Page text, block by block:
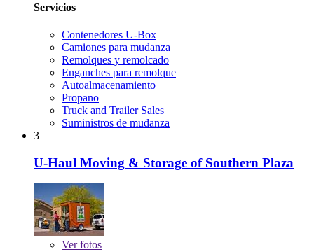
Servicios
Contenedores U-Box
Camiones para mudanza
Remolques y remolcado
Enganches para remolque
Autoalmacenamiento
Propano
Truck and Trailer Sales
Suministros de mudanza
3
U-Haul Moving & Storage of Southern Plaza
Verfotos